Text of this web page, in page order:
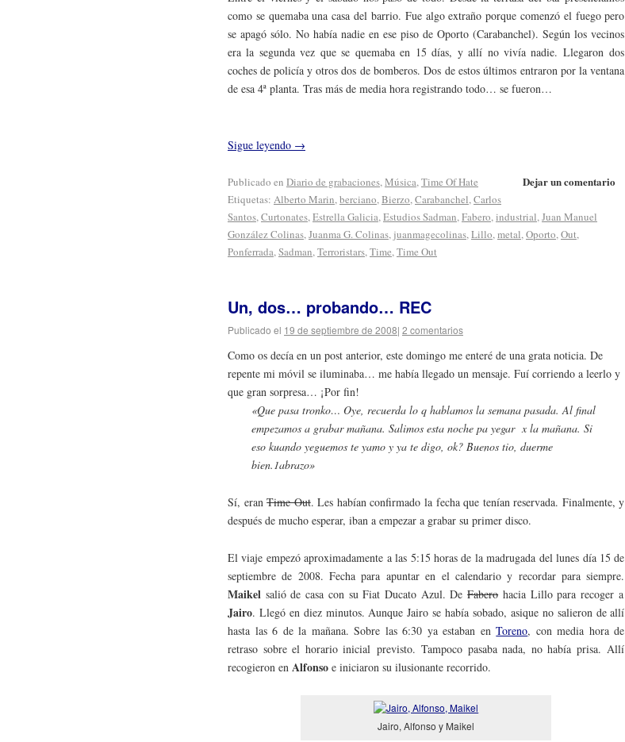
como se quemaba una casa del barrio. Fue algo extraño porque comenzó el fuego pero
se apagó sólo. No había nadie en ese piso de Oporto (Carabanchel). Según los vecinos
era la segunda vez que se quemaba en 15 días, y allí no vivía nadie. Llegaron dos
coches de policía y otros dos de bomberos. Dos de estos últimos entraron por la ventana
de esa 4ª planta. Tras más de media hora registrando todo… se fueron…
Sigue leyendo →
Dejar un comentario
Publicado en Diario de grabaciones,Música,Time Of Hate
Etiquetas: Alberto Marin,berciano,Bierzo,Carabanchel,Carlos
Santos,Curtonates,Estrella Galicia,Estudios Sadman,Fabero,industrial,Juan Manuel
González Colinas,Juanma G. Colinas, juanmagecolinas,Lillo,metal,Oporto,Out,
Ponferrada,Sadman,Terroristars,Time,Time Out
Un, dos… probando… REC
Publicado el 19 de septiembre de 2008| 2 comentarios
Como os decía en un post anterior, este domingo me enteré de una grata noticia. De
repente mi móvil se iluminaba… me había llegado un mensaje. Fuí corriendo a leerlo y
que gran sorpresa… ¡Por fin!
«Que pasa tronko… Oye, recuerda lo q hablamos la semana pasada. Al final
empezamos a grabar mañana. Salimos esta noche pa yegar x la mañana. Si
eso kuando yeguemos te yamo y ya te digo, ok? Buenos tio, duerme
bien.1abrazo»
Sí, eranTime Out. Les habían confirmado la fecha que tenían reservada. Finalmente, y
después de mucho esperar, iban a empezar a grabar su primer disco.
El viaje empezó aproximadamente a las 5:15 horas de la madrugada del lunes día 15 de
septiembre de 2008. Fecha para apuntar en el calendario y recordar para siempre.
Maikel salió de casa con su Fiat Ducato Azul. DeFaberohacia Lillo para recoger a
Jairo. Llegó en diez minutos. Aunque Jairo se había sobado, asique no salieron de allí
hasta las 6 de la mañana. Sobre las 6:30 ya estaban enToreno, con media hora de
retraso sobre el horario inicial previsto. Tampoco pasaba nada, no había prisa. Allí
recogieron en Alfonso e iniciaron su ilusionante recorrido.
Jairo, Alfonso y Maikel